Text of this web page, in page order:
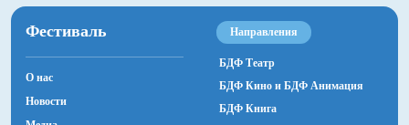
Фестиваль
О нас
Новости
Направления
БДФ Театр
БДФ Кино и БДФ Анимация
БДФ Книга